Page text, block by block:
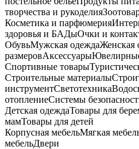
творчества и рукоделия
Косметика и парфюмерия
здоровья и БАДыОчки и
ОбувьМужская одеждаЖенская
размеровАксессуары
Спортивные товары
Строительные материалы
инструментСветотехника
отоплениеСистемы
Детская одеждаТовары для
мамТовары для детей
Корпусная мебельМягкая
мебельДвери